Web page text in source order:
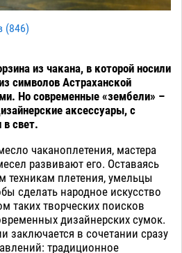
(846)
из чакана, в которой носили
символов Астраханской
Но современные «зембели» –
аксессуары, с
свет.
чаканоплетения, мастера
развивают его. Оставаясь
плетения, умельцы
сделать народное искусство
таких творческих поисков
дизайнерских сумок.
заключается в сочетании сразу
традиционное